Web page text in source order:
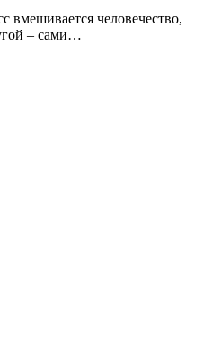
вмешивается человечество,
– сами…